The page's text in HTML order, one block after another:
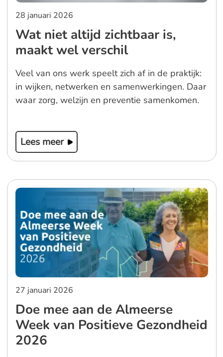
28 januari 2026
Wat niet altijd zichtbaar is,
maakt wel verschil
Veel van ons werk speelt zich af in de praktijk:
in wijken, netwerken en samenwerkingen. Daar
waar zorg, welzijn en preventie samenkomen.
Lees meer
27 januari 2026
Doe mee aan de Almeerse
Week van Positieve Gezondheid
2026